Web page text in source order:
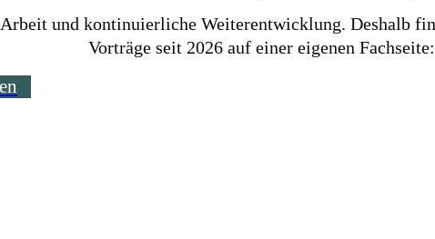
und kontinuierliche Weiterentwicklung. Deshalb
Vorträge seit 2026 auf einer eigenen Fachseite: